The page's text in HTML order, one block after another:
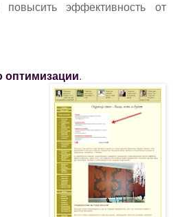
повысить эффективность от
оптимизации.